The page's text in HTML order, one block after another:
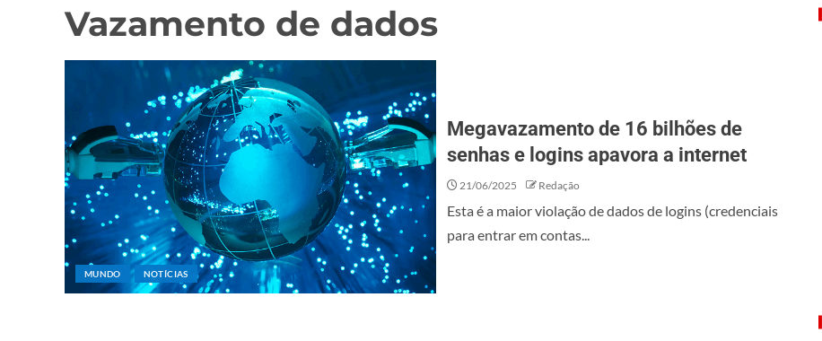
Vazamento de dados
MUNDO NOTÍCIAS
Megavazamento de 16 bilhões de
senhas e logins apavora a internet
21/06/2025 Redação
Esta é a maior violação de dados de logins (credenciais
para entrar em contas...